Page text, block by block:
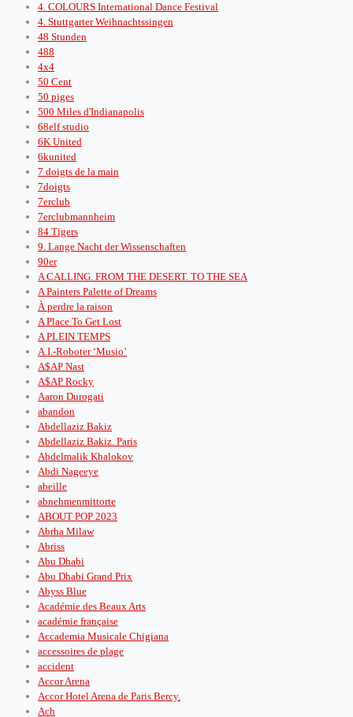
4. COLOURS International Dance Festival
4. Stuttgarter Weihnachtssingen
48 Stunden
488
4x4
50 Cent
50 piges
500 Miles d'Indianapolis
68elf studio
6K United
6kunited
7 doigts de la main
7doigts
7erclub
7erclubmannheim
84 Tigers
9. Lange Nacht der Wissenschaften
90er
A CALLING. FROM THE DESERT. TO THE SEA
A Painters Palette of Dreams
À perdre la raison
A Place To Get Lost
A PLEIN TEMPS
A.I.-Roboter ‘Musio’
A$AP Nast
A$AP Rocky
Aaron Durogati
abandon
Abdellaziz Bakiz
Abdellaziz Bakiz. Paris
Abdelmalik Khalokov
Abdi Nageeye
abeille
abnehmenmittorte
ABOUT POP 2023
Abrha Milaw
Abriss
Abu Dhabi
Abu Dhabi Grand Prix
Abyss Blue
Académie des Beaux Arts
académie française
Accademia Musicale Chigiana
accessoires de plage
accident
Accor Arena
Accor Hotel Arena de Paris Bercy.
Ach